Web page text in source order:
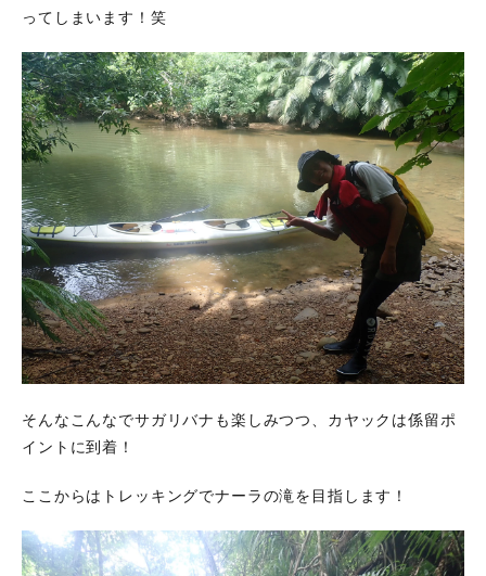
ってしまいます！笑
そんなこんなでサガリバナも楽しみつつ、カヤックは係留ポ
イントに到着！
ここからはトレッキングでナーラの滝を目指します！